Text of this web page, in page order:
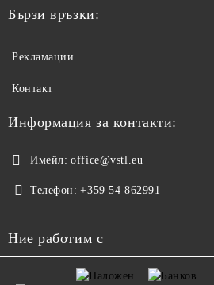
Бързи връзки:
Рекламации
Контакт
Информация за контакти:
Имейл: office@vstl.eu
Телефон: +359 54 862991
Ние работим с